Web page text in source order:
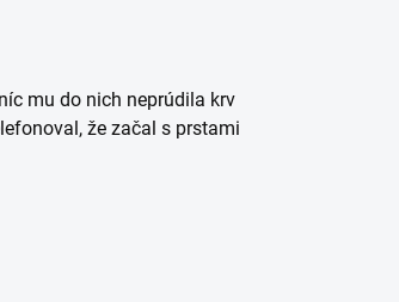
mu do nich neprúdila krv
že začal s prstami